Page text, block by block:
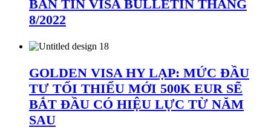
BẢN TIN VISA BULLETIN THÁNG
8/2022
GOLDEN VISA HY LẠP: MỨC ĐẦU
TƯ TỐI THIỂU MỚI 500K EUR SẼ
BẮT ĐẦU CÓ HIỆU LỰC TỪ NĂM
SAU